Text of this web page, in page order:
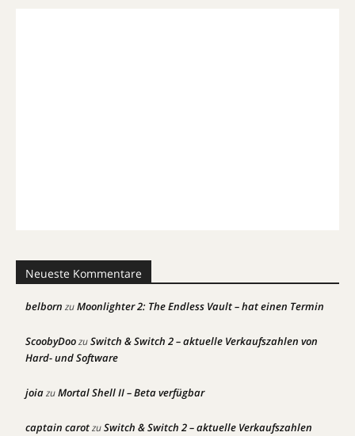
Neueste Kommentare
belborn zuMoonlighter 2: The Endless Vault – hat einen Termin
ScoobyDoozuSwitch & Switch 2 – aktuelle Verkaufszahlen von
Hard- und Software
joiazuMortal Shell II – Beta verfügbar
captain carotzuSwitch & Switch 2 – aktuelle Verkaufszahlen